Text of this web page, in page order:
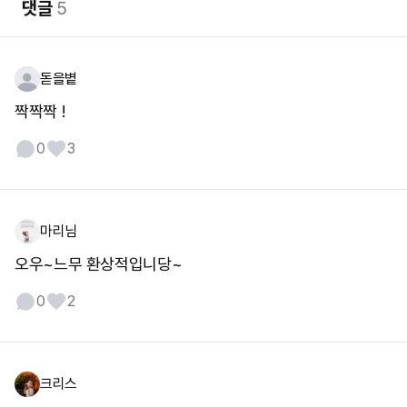
댓글5
돋을볕
짝짝짝 !
0 3
마리님
오우~느무 환상적입니당~
0 2
크리스